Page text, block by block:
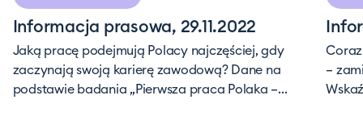
Informacja prasowa, 29.11.2022
Jaką pracę podejmują Polacy najczęściej, gdy
zaczynają swoją karierę zawodową? Dane na
podstawie badania „Pierwsza praca Polaka –...
–